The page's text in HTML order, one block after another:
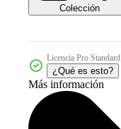
Colección
Licencia Pro Standard
¿Qué es esto?
Más información